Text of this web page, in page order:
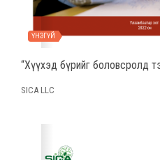
ҮНЭГҮЙ
“Хүүхэд бүрийг боловсролд
SICA LLC